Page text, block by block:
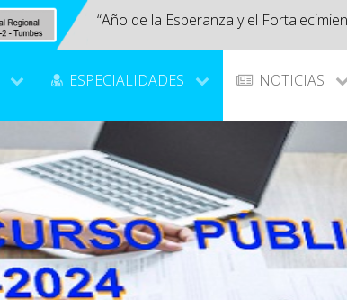
“Año de la Esperanza y el
ESPECIALIDADES NOTICIAS